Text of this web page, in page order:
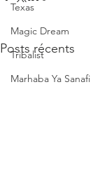
Texas
Magic Dream
Tribalist
Marhaba Ya Sanafi
Posts récents